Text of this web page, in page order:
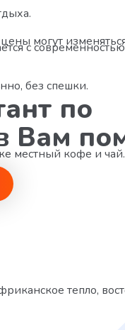
могут
с
без спешки.
местный кофе и чай.
тепло,
по
Вам